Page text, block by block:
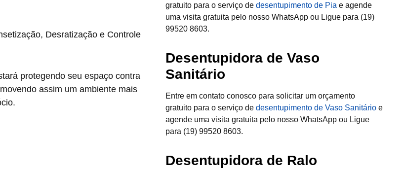
Desratização e Controle
protegendo seu espaço contra
assim um ambiente mais
gratuito para o serviço dedesentupimento de Pia e agende
uma visita gratuita pelo nosso WhatsApp ou Ligue para (19)
99520 8603.
Desentupidora de Vaso
Sanitário
Entre em contato conosco para solicitar um orçamento
gratuito para o serviço dedesentupimento de Vaso Sanitário e
agende uma visita gratuita pelo nosso WhatsApp ou Ligue
para (19) 99520 8603.
Desentupidora de Ralo